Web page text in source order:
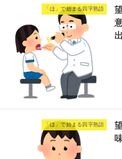
「ほ」で始まる四字熟語
「ほ」で始まる四字熟語